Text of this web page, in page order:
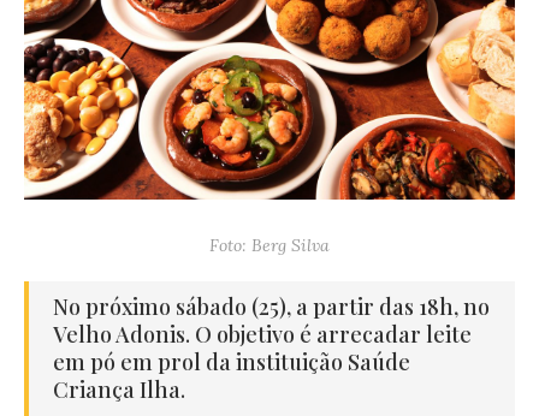
Foto: Berg Silva
No próximo sábado (25), a partir das 18h, no
Velho Adonis. O objetivo é arrecadar leite
em pó em prol da instituição Saúde
Criança Ilha.